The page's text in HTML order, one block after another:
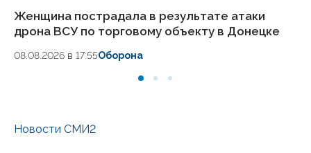
Женщина пострадала в результате атаки
дрона ВСУ по торговому объекту в Донецке
08.08.2026 в 17:55Оборона
Новости СМИ2